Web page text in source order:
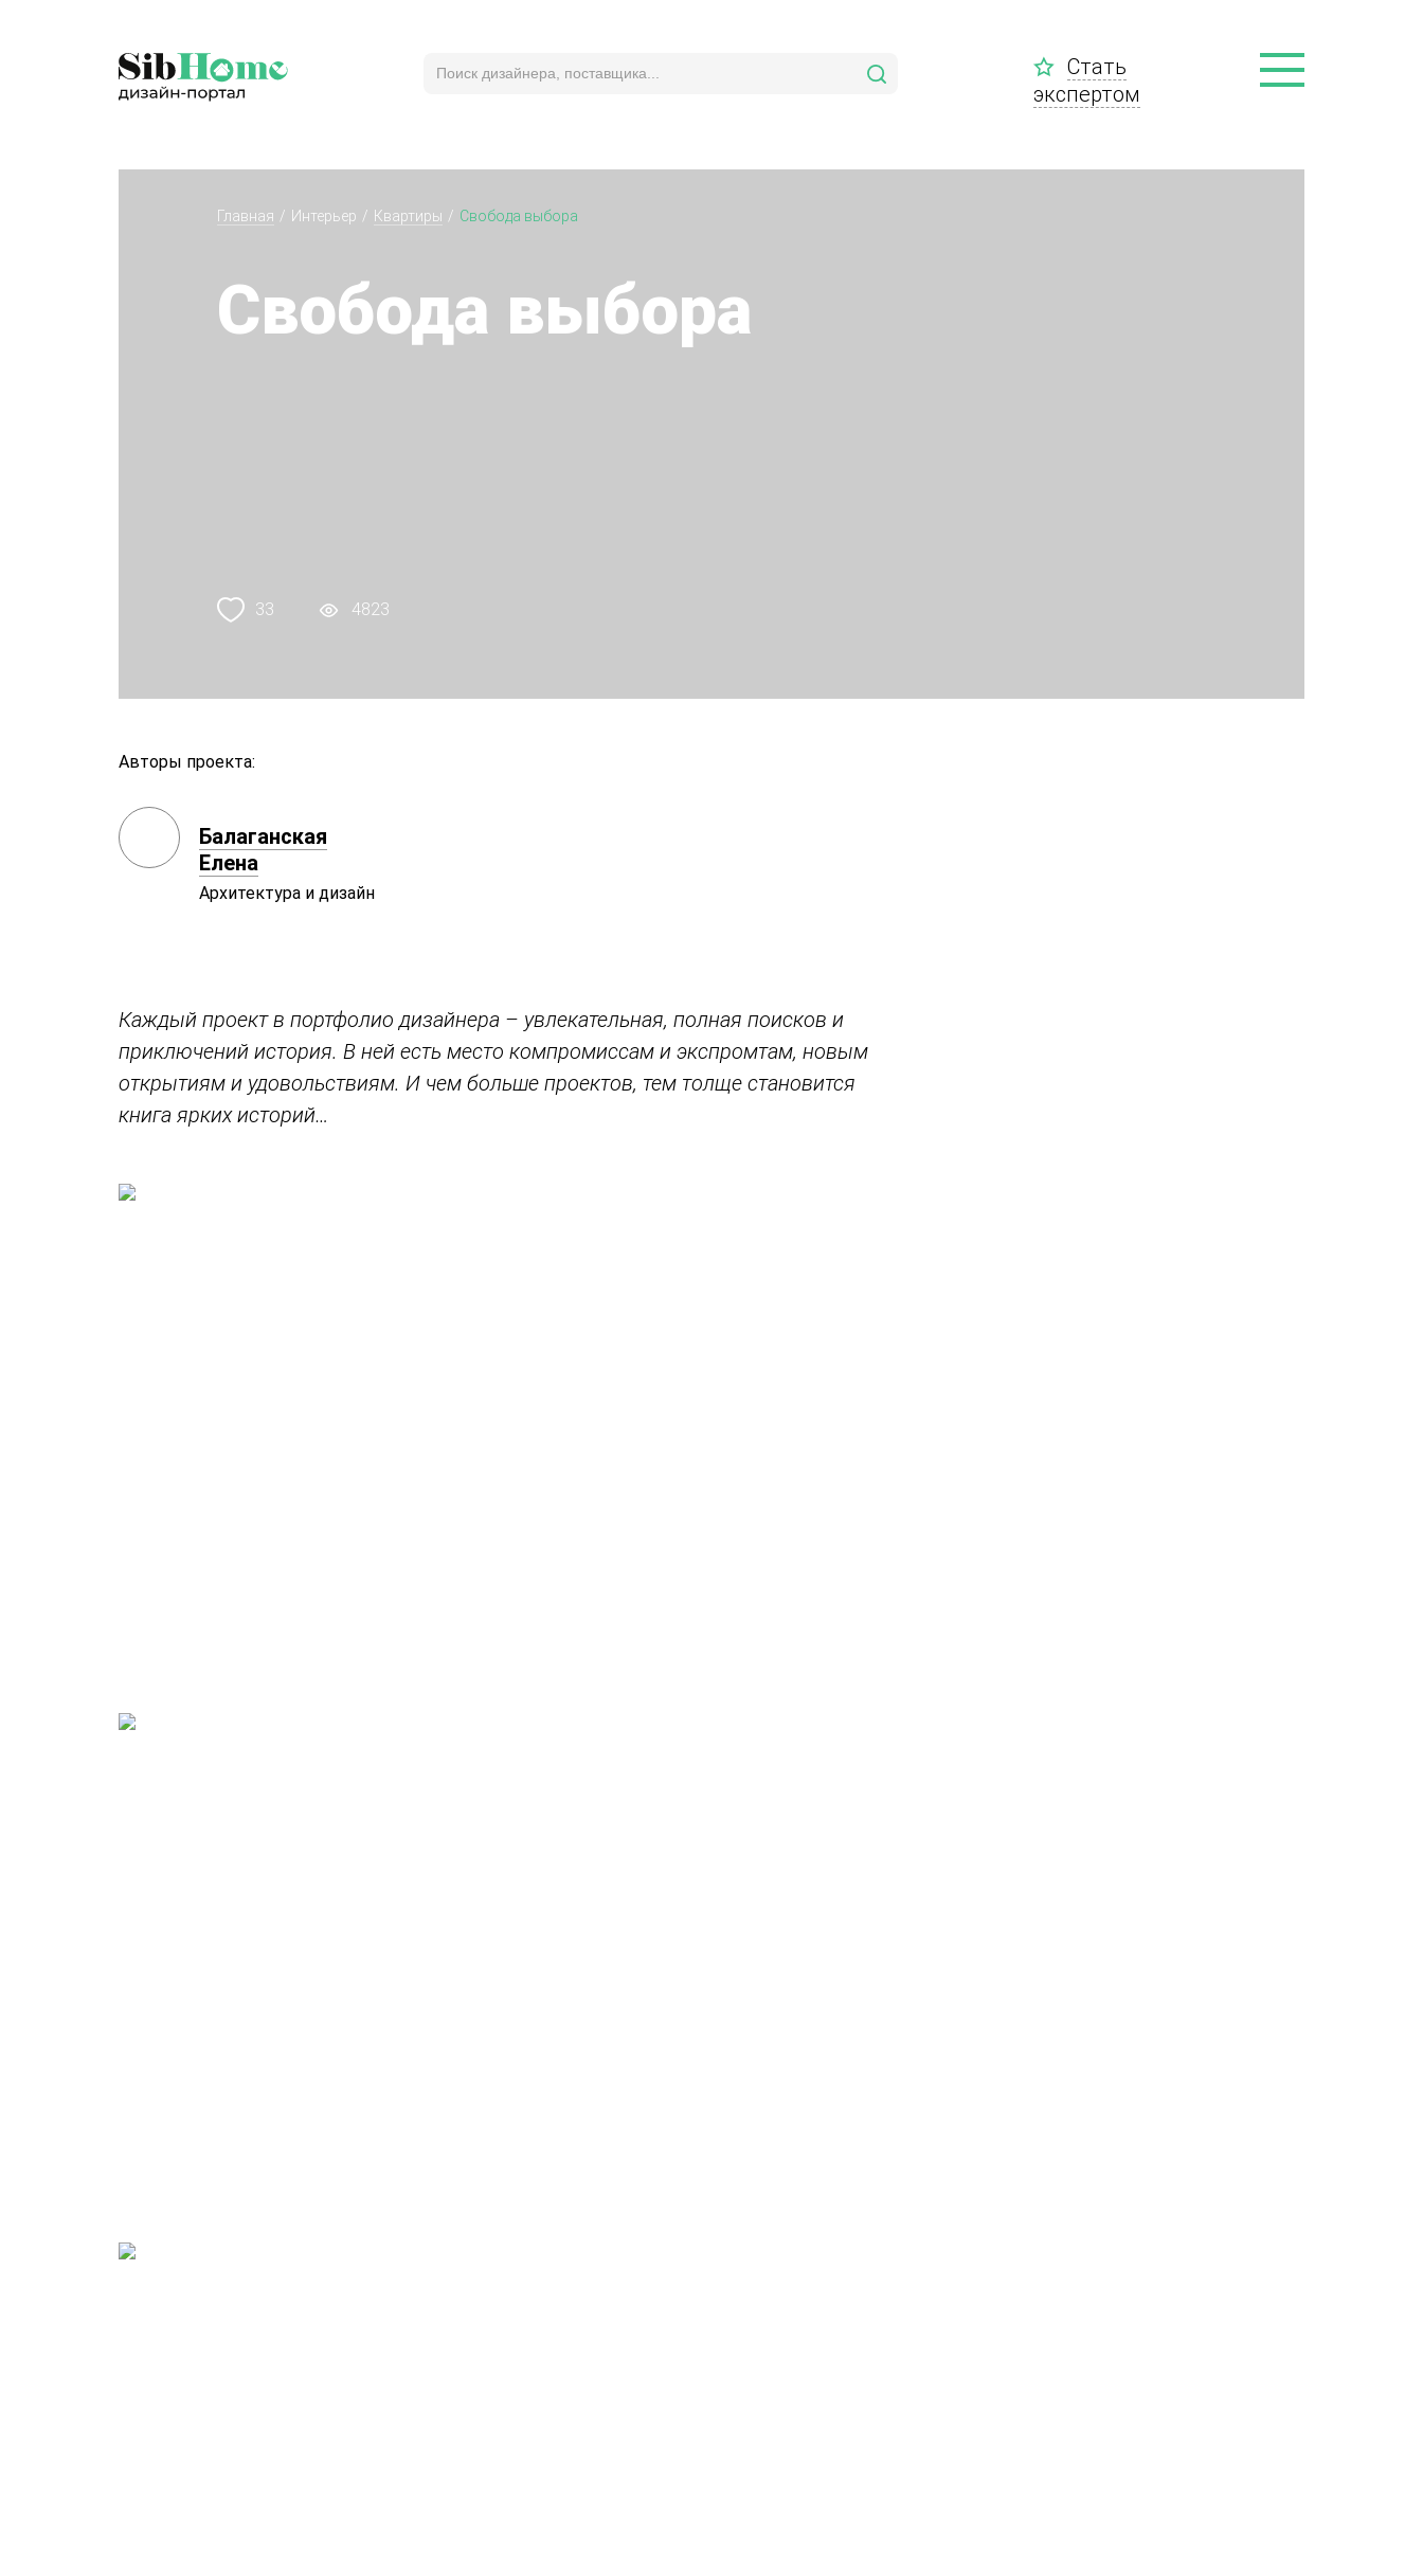
Стать
экспертом
Главная Интерьер Квартиры Свобода выбора
Свобода выбора
33 4823
Авторы проекта:
Балаганская
Елена
Архитектура и дизайн
Каждый проект в портфолио дизайнера – увлекательная, полная поисков и
приключений история. В ней есть место компромиссам и экспромтам, новым
открытиям и удовольствиям. И чем больше проектов, тем толще становится
книга ярких историй…